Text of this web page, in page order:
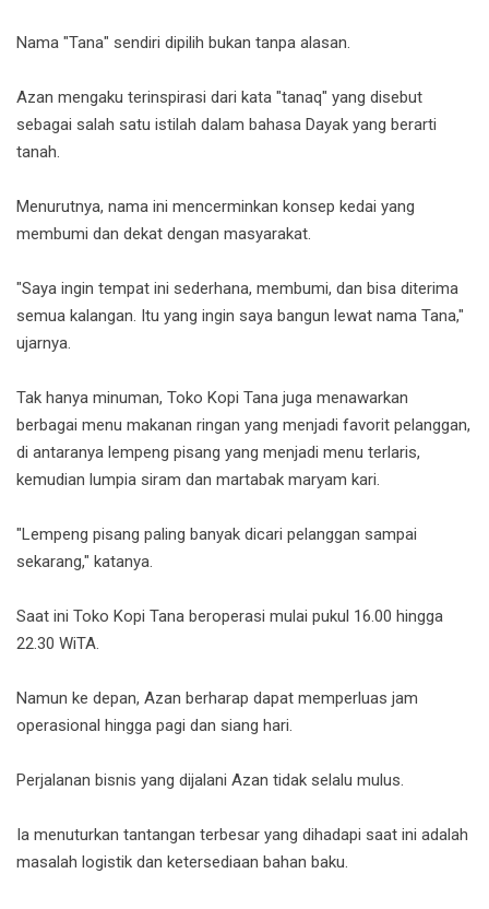
Nama "Tana" sendiri dipilih bukan tanpa alasan.
Azan mengaku terinspirasi dari kata "tanaq" yang disebut
sebagai salah satu istilah dalam bahasa Dayak yang berarti
tanah.
Menurutnya, nama ini mencerminkan konsep kedai yang
membumi dan dekat dengan masyarakat.
"Saya ingin tempat ini sederhana, membumi, dan bisa diterima
semua kalangan. Itu yang ingin saya bangun lewat nama Tana,"
ujarnya.
Tak hanya minuman, Toko Kopi Tana juga menawarkan
berbagai menu makanan ringan yang menjadi favorit pelanggan,
di antaranya lempeng pisang yang menjadi menu terlaris,
kemudian lumpia siram dan martabak maryam kari.
"Lempeng pisang paling banyak dicari pelanggan sampai
sekarang," katanya.
Saat ini Toko Kopi Tana beroperasi mulai pukul 16.00 hingga
22.30 WiTA.
Namun ke depan, Azan berharap dapat memperluas jam
operasional hingga pagi dan siang hari.
Perjalanan bisnis yang dijalani Azan tidak selalu mulus.
Ia menuturkan tantangan terbesar yang dihadapi saat ini adalah
masalah logistik dan ketersediaan bahan baku.